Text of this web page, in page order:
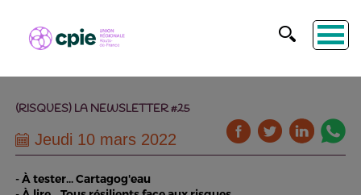
(RISQUES) LA NEWSLETTER #25
Jeudi 10 mars 2022
- À tester... Cartagog'eau